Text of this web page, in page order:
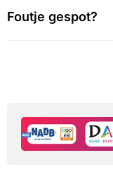
Foutje gespot?